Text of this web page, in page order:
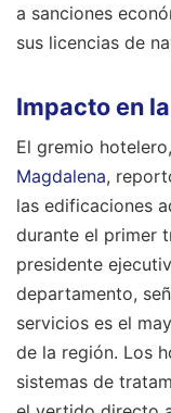
a sanciones
sus licencias de
Impacto en
El gremio
Magdalena,
las edificaciones
durante el primer
presidente
departamento,
servicios es el
de la región. Los
sistemas de